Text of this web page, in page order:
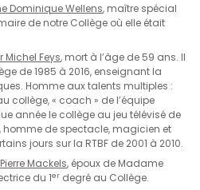
Dominique Wellens, maître spécial
de notre Collège où elle était
Michel Feys, mort à l’âge de 59 ans. Il
de 1985 à 2016, enseignant la
Homme aux talents multiples :
collège, « coach » de l’équipe
année le collège au jeu télévisé de
homme de spectacle, magicien et
jours sur la RTBF de 2001 à 2010.
Mackels, époux de Madame
du 1er degré au Collège.